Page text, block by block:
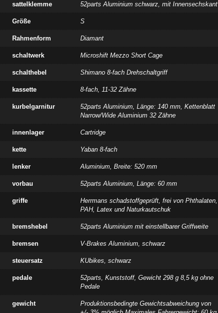
sattelklemme 52parts Aluminium schwarz, mit Innensechskant
Größe S
Rahmenform Diamant
schaltwerk Microshift Mezzo Short Cage
schalthebel Shimano 8-fach Drehschaltgriff
kassette 8-fach, 11-32 Zähne
kurbelgarnitur
52parts Aluminium, Länge: 140 mm, Kettenblatt
Narrow/Wide Aluminium 32 Zähne
innenlager Cartridge
kette Yaban 8-fach
lenker Aluminium, Breite: 520 mm
vorbau 52parts Aluminium, Länge: 60 mm
griffe
Herrmans schadstoffgeprüft, frei von Phthalaten,
PAH, Latex und Naturkautschuk
bremshebel 52parts Aluminium mit einstellbarer Griffweite
bremsen V-Brakes Aluminium, schwarz
steuersatz KUbikes, schwarz
pedale
52parts, Kunststoff, Gewicht 298 g 8,5 kg ohne
Pedale
gewicht
Produktionsbedingte Gewichtsabweichung von